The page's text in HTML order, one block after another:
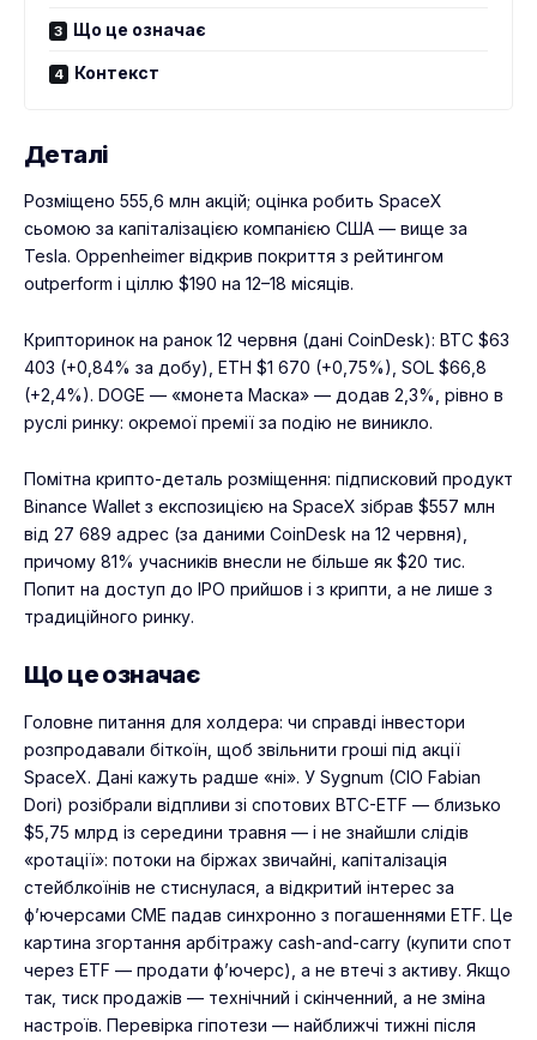
Що це означає
Контекст
Деталі
Розміщено 555,6 млн акцій; оцінка робить SpaceX
сьомою за капіталізацією компанією США — вище за
Tesla. Oppenheimer відкрив покриття з рейтингом
outperform і ціллю $190 на 12–18 місяців.
Крипторинок на ранок 12 червня (дані CoinDesk): BTC $63
403 (+0,84% за добу), ETH $1 670 (+0,75%), SOL $66,8
(+2,4%). DOGE — «монета Маска» — додав 2,3%, рівно в
руслі ринку: окремої премії за подію не виникло.
Помітна крипто-деталь розміщення: підписковий продукт
Binance Wallet з експозицією на SpaceX зібрав $557 млн
від 27 689 адрес (за даними CoinDesk на 12 червня),
причому 81% учасників внесли не більше як $20 тис.
Попит на доступ до IPO прийшов і з крипти, а не лише з
традиційного ринку.
Що це означає
Головне питання для холдера: чи справді інвестори
розпродавали біткоїн, щоб звільнити гроші під акції
SpaceX. Дані кажуть радше «ні». У Sygnum (CIO Fabian
Dori) розібрали відпливи зі спотових BTC-ETF — близько
$5,75 млрд із середини травня — і не знайшли слідів
«ротації»: потоки на біржах звичайні, капіталізація
стейблкоїнів не стиснулася, а відкритий інтерес за
ф’ючерсами CME падав синхронно з погашеннями ETF. Це
картина згортання арбітражу cash-and-carry (купити спот
через ETF — продати ф’ючерс), а не втечі з активу. Якщо
так, тиск продажів — технічний і скінченний, а не зміна
настроїв. Перевірка гіпотези — найближчі тижні після